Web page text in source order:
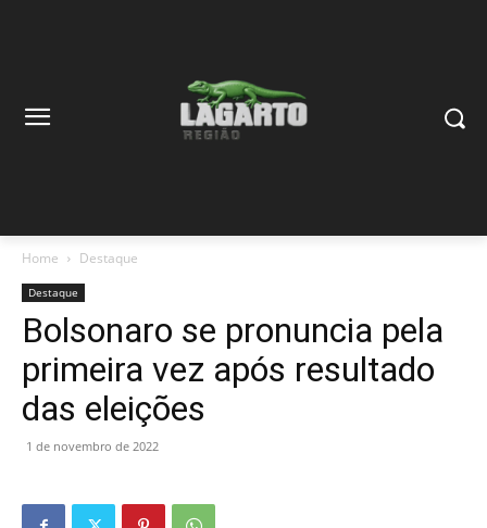
Home Destaque
Destaque
Bolsonaro se pronuncia pela
primeira vez após resultado
das eleições
1 de novembro de 2022